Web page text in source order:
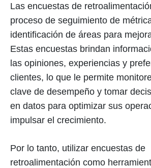
Las encuestas de
proceso de seguimiento de
identificación de áreas para
Estas encuestas brindan
las opiniones, experiencias y
clientes, lo que le permite
clave de desempeño y tomar
en datos para optimizar sus
impulsar el crecimiento.
Por lo tanto, utilizar encuestas de
retroalimentación como